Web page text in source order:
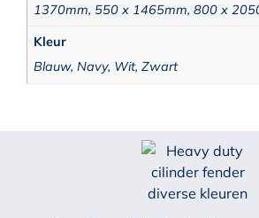
1370mm, 550 x 1465mm, 800 x
Kleur
Blauw, Navy, Wit, Zwart